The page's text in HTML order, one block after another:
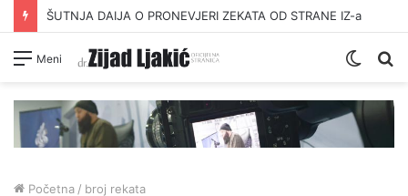
ŠUTNJA DAIJA O PRONEVJERI ZEKATA OD STRANE IZ-a
Meni
Switch
Početna / broj rekata